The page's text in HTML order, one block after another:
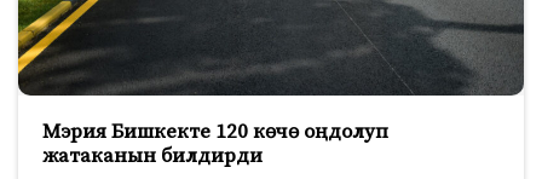
Мэрия Бишкекте 120 көчө оңдолуп
жатаканын билдирди